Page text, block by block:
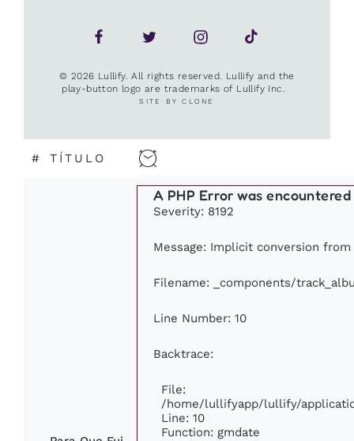
© 2026 Lullify. All rights reserved. Lullify and the
play-button logo are trademarks of Lullify Inc.
SITE BY CLONE
# TÍTULO
A PHP Error was encountered
Severity: 8192
Message: Implicit conversion
Filename: _components/
Line Number: 10
Backtrace:
File:
/home/lullifyapp/lullify/
Line: 10
Function: gmdate